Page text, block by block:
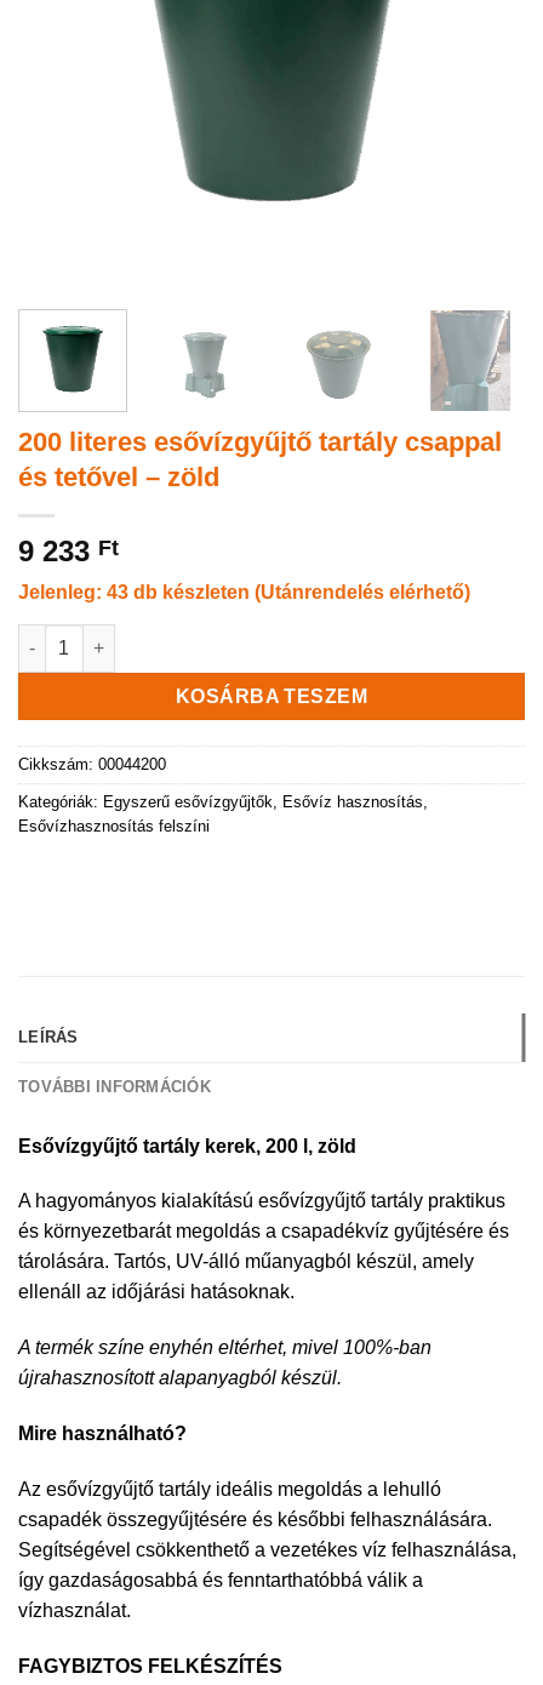
200 literes esővízgyűjtő tartály csappal
és tetővel – zöld
9 233 Ft
Jelenleg: 43 db készleten (Utánrendelés elérhető)
200 literes esővízgyűjtő tartály csappal és tetővel – zöld
KOSÁRBA TESZEM
Cikkszám: 00044200
Kategóriák: Egyszerű esővízgyűjtők Esővíz hasznosítás
Esővízhasznosítás felszíni
LEÍRÁS
TOVÁBBI INFORMÁCIÓK
Esővízgyűjtő tartály kerek, 200 l, zöld
A hagyományos kialakítású esővízgyűjtő tartály praktikus
és környezetbarát megoldás a csapadékvíz gyűjtésére és
tárolására. Tartós, UV-álló műanyagból készül, amely
ellenáll az időjárási hatásoknak.
A termék színe enyhén eltérhet, mivel 100%-ban
újrahasznosított alapanyagból készül.
Mire használható?
Az esővízgyűjtő tartály ideális megoldás a lehulló
csapadék összegyűjtésére és későbbi felhasználására.
Segítségével csökkenthető a vezetékes víz felhasználása,
így gazdaságosabbá és fenntarthatóbbá válik a
vízhasználat.
FAGYBIZTOS FELKÉSZÍTÉS